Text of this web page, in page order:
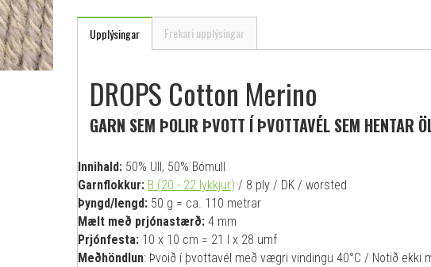
Upplýsingar Frekari upplýsingar
DROPS Cotton Merino
GARN SEM ÞOLIR ÞVOTT Í ÞVOTTAVÉL SEM HENTAR
Innihald: 50% Ull, 50% Bómull
Garnflokkur: B (20 - 22 lykkjur) / 8 ply / DK / worsted
Þyngd/lengd: 50 g = ca. 110 metrar
Mælt með prjónastærð: 4 mm
Prjónfesta: 10 x 10 cm = 21 l x 28 umf
Meðhöndlun: Þvoið í þvottavél með vægri vindingu 40°C / Notið ekki